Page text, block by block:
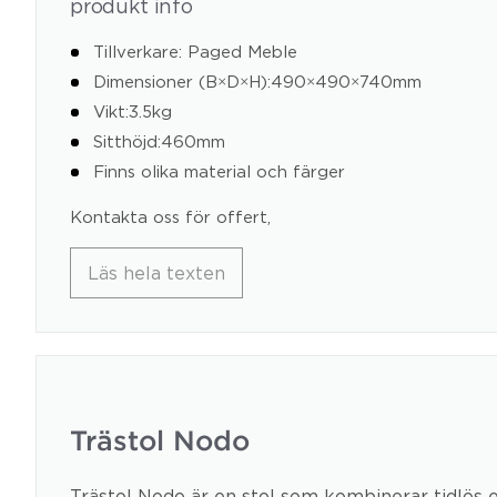
produkt info
Tillverkare: Paged Meble
Dimensioner (B×D×H):490×490×740mm
Vikt:3.5kg
Sitthöjd:460mm
Finns olika material och färger
Kontakta oss för offert,
Läs hela texten
Trästol Nodo